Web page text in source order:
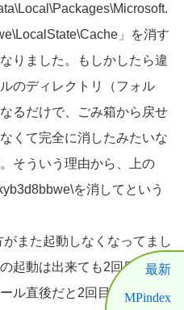
」を消す
りました。もしかしたら違
のディレクトリ（フォル
るだけで、ごみ箱から戻せ
くて完全に消したみたいな
そういう理由から、上の
を消してという
また起動しなくなってまし
起動は出来ても2回目以降は
ル直後だと2回目も大丈夫の
最新
MPindex